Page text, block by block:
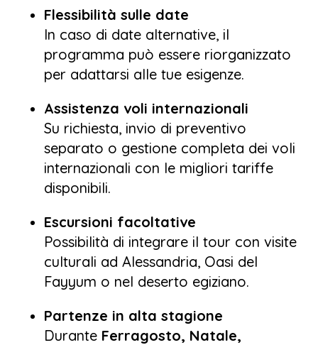
Flessibilità sulle date
In caso di date alternative, il
programma può essere riorganizzato
per adattarsi alle tue esigenze.
Assistenza voli internazionali
Su richiesta, invio di preventivo
separato o gestione completa dei voli
internazionali con le migliori tariffe
disponibili.
Escursioni facoltative
Possibilità di integrare il tour con visite
culturali ad Alessandria, Oasi del
Fayyum o nel deserto egiziano.
Partenze in alta stagione
Durante Ferragosto, Natale,